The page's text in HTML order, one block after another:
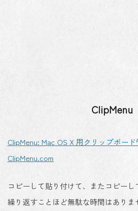
ClipMenu
ClipMenu: Mac OS X 用クリップボー
ClipMenu.com
コピーして貼り付けて、またコピー
繰り返すことほど無駄な時間はありま